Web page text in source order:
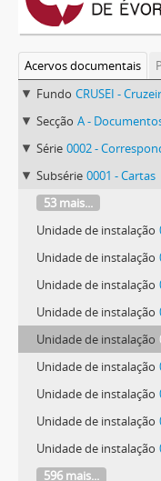
Acervos documentais
Fundo CRUSEI -
Secção A -
Série 0002 -
Subsérie 0001 - Cartas
53 mais...
Unidade de instalação
Unidade de instalação
Unidade de instalação
Unidade de instalação
Unidade de instalação
Unidade de instalação
Unidade de instalação
Unidade de instalação
Unidade de instalação
596 mais...